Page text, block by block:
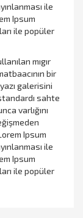
ile
Ipsum
ile popüler
mıgır
bir
galerisini
sahte
varlığını
Ipsum
ile
Ipsum
ile popüler